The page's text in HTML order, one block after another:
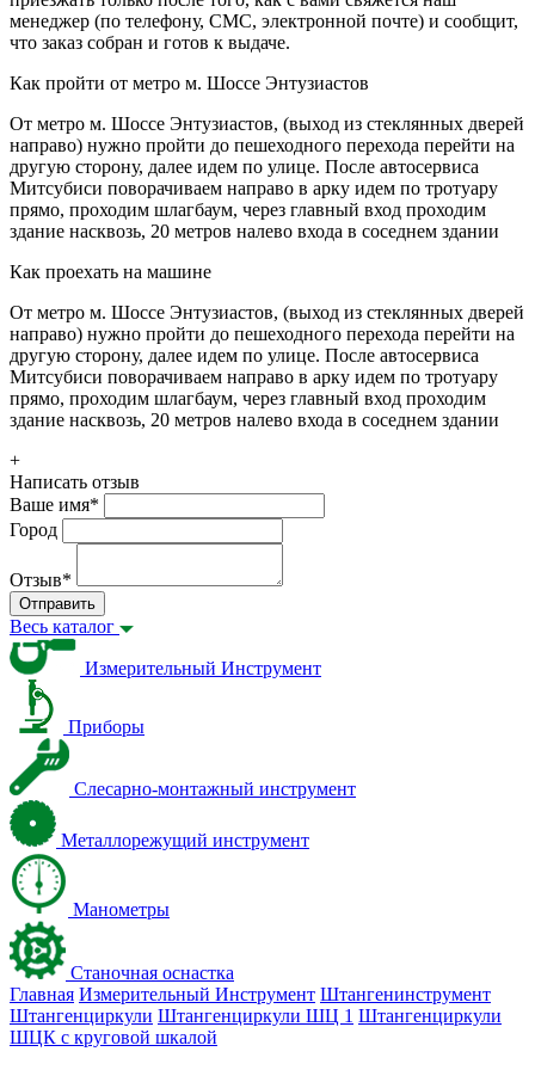
менеджер (по телефону, СМС, электронной почте) и сообщит,
что заказ собран и готов к выдаче.
Как пройти от метро м. Шоссе Энтузиастов
От метро м. Шоссе Энтузиастов, (выход из стеклянных дверей
направо) нужно пройти до пешеходного перехода перейти на
другую сторону, далее идем по улице. После автосервиса
Митсубиси поворачиваем направо в арку идем по тротуару
прямо, проходим шлагбаум, через главный вход проходим
здание насквозь, 20 метров налево входа в соседнем здании
Как проехать на машине
От метро м. Шоссе Энтузиастов, (выход из стеклянных дверей
направо) нужно пройти до пешеходного перехода перейти на
другую сторону, далее идем по улице. После автосервиса
Митсубиси поворачиваем направо в арку идем по тротуару
прямо, проходим шлагбаум, через главный вход проходим
здание насквозь, 20 метров налево входа в соседнем здании
+
Написать отзыв
Ваше имя*
Город
Отзыв*
Отправить
Весь каталог
Измерительный Инструмент
Приборы
Слесарно-монтажный инструмент
Металлорежущий инструмент
Манометры
Станочная оснастка
Главная Измерительный Инструмент Штангенинструмент
Штангенциркули Штангенциркули ШЦ 1 Штангенциркули
ШЦК с круговой шкалой